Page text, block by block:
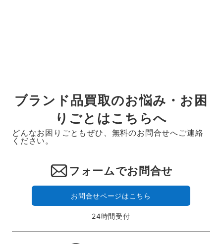
ブランド品買取のお悩み・お困
りごとはこちらへ
どんなお困りごともぜひ、無料のお問合せへご連絡
ください。
フォームでお問合せ
お問合せページはこちら
24時間受付